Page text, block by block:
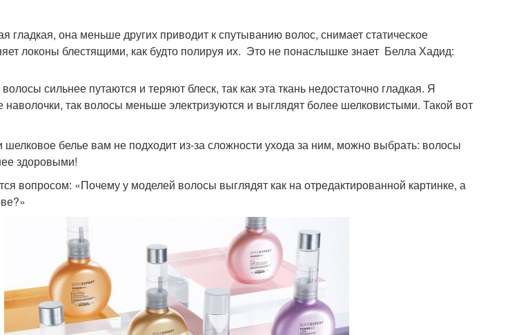
гладкая, она меньше других приводит к спутыванию волос, снимает статическое
локоны блестящими, как будто полируя их. Это не понаслышке знает Белла Хадид:
сильнее путаются и теряют блеск, так как эта ткань недостаточно гладкая. Я
так волосы меньше электризуются и выглядят более шелковистыми. Такой вот
шелковое белье вам не подходит из-за сложности ухода за ним, можно выбрать: волосы
здоровыми!
вопросом: «Почему у моделей волосы выглядят как на отредактированной картинке, а